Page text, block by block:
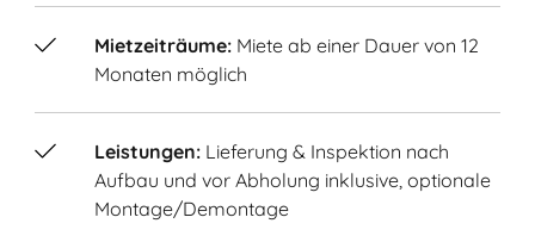
Mietzeiträume: Miete ab einer Dauer von 12
Monaten möglich
Leistungen: Lieferung & Inspektion nach
Aufbau und vor Abholung inklusive, optionale
Montage/Demontage